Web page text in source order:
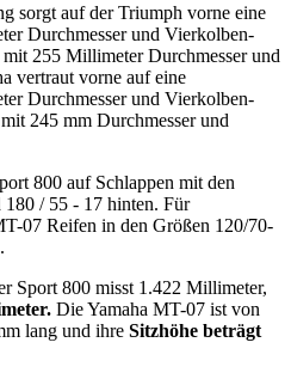
sorgt auf der Triumph vorne eine
Durchmesser und Vierkolben-
255 Millimeter Durchmesser und
vertraut vorne auf eine
Durchmesser und Vierkolben-
245 mm Durchmesser und
800 auf Schlappen mit den
/ 55 - 17 hinten. Für
07 Reifen in den Größen 120/70-
Sport 800 misst 1.422 Millimeter,
Die Yamaha MT-07 ist von
lang und ihre Sitzhöhe beträgt